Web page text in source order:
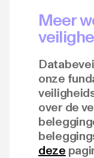
Meer
onze
over de
deze